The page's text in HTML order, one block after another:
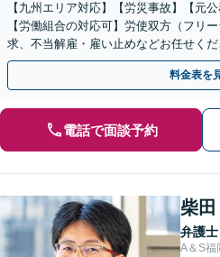
【九州エリア対応】【労災事故】【元
【労働組合の対応可】労使双方（フリ
求、不当解雇・雇い止めなどお任せく
決へと進めます。
料金表を
電話で面談予約
柴
弁護士
A＆S福